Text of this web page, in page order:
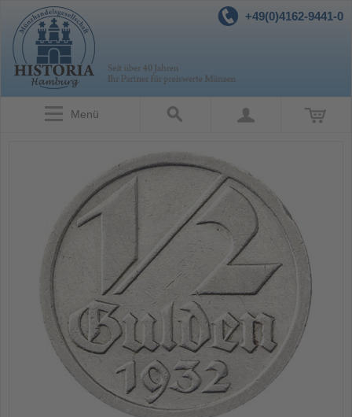
+49(0)4162-9441-0
Menü